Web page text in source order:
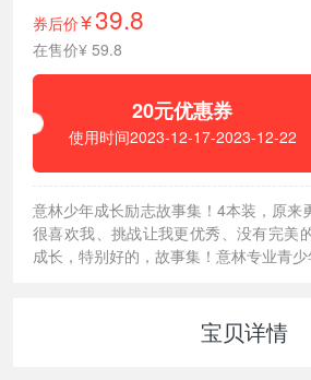
券后价¥39.8
在售价¥ 59.8
20元优惠券
使用时间2023-12-17-2023-12-22
意林少年成长励志故事集！4本装，原来
很喜欢我、挑战让我更优秀、没有完美
成长，特别好的，故事集！意林专业青
宝贝详情